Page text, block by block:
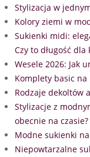
Stylizacja w
Kolory ziemi w
Sukienki midi:
Czy to długość dla
Wesele 2026: Jak
Komplety basic
Rodzaje dekoltów
Stylizacje z
obecnie na czasie?
Modne sukienki
Niepowtarzalne